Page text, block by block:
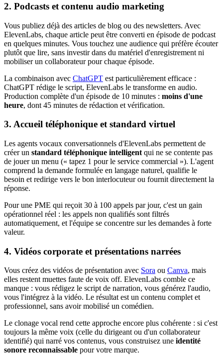
2. Podcasts et contenu audio marketing
Vous publiez déjà des articles de blog ou des newsletters. Avec
ElevenLabs, chaque article peut être converti en épisode de podcast
en quelques minutes. Vous touchez une audience qui préfère écouter
plutôt que lire, sans investir dans du matériel d'enregistrement ni
mobiliser un collaborateur pour chaque épisode.
La combinaison avec ChatGPT est particulièrement efficace :
ChatGPT rédige le script, ElevenLabs le transforme en audio.
Production complète d'un épisode de 10 minutes : moins d'une
heure, dont 45 minutes de rédaction et vérification.
3. Accueil téléphonique et standard virtuel
Les agents vocaux conversationnels d'ElevenLabs permettent de
créer un standard téléphonique intelligent qui ne se contente pas
de jouer un menu (« tapez 1 pour le service commercial »). L'agent
comprend la demande formulée en langage naturel, qualifie le
besoin et redirige vers le bon interlocuteur ou fournit directement la
réponse.
Pour une PME qui reçoit 30 à 100 appels par jour, c'est un gain
opérationnel réel : les appels non qualifiés sont filtrés
automatiquement, et l'équipe se concentre sur les demandes à forte
valeur.
4. Vidéos corporate et présentations narrées
Vous créez des vidéos de présentation avec Sora ou Canva, mais
elles restent muettes faute de voix off. ElevenLabs comble ce
manque : vous rédigez le script de narration, vous générez l'audio,
vous l'intégrez à la vidéo. Le résultat est un contenu complet et
professionnel, sans avoir mobilisé un comédien.
Le clonage vocal rend cette approche encore plus cohérente : si c'est
toujours la même voix (celle du dirigeant ou d'un collaborateur
identifié) qui narré vos contenus, vous construisez une identité
sonore reconnaissable pour votre marque.